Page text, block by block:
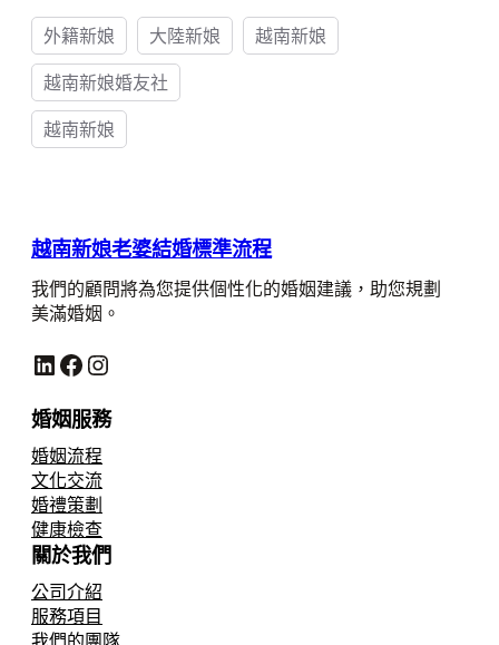
外籍新娘 大陸新娘 越南新娘
越南新娘婚友社
越南新娘
越南新娘老婆結婚標準流程
我們的顧問將為您提供個性化的婚姻建議，助您規劃
美滿婚姻。
LinkedIn Facebook Instagram
婚姻服務
婚姻流程
文化交流
婚禮策劃
健康檢查
關於我們
公司介紹
服務項目